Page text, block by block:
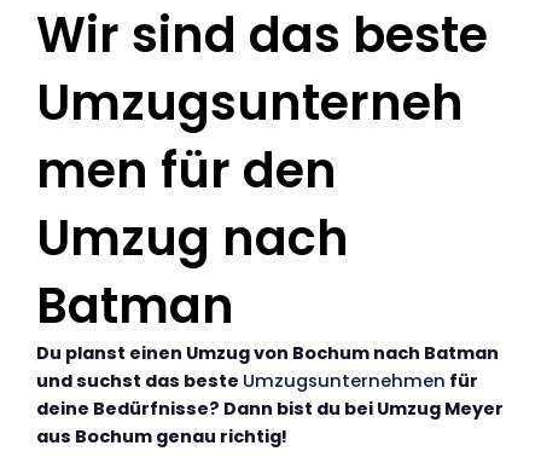
Wir sind das beste
Umzugsunterneh
men für den
Umzug nach
Batman
Du planst einen Umzug von Bochum nach Batman
und suchst das beste Umzugsunternehmen für
deine Bedürfnisse? Dann bist du bei Umzug Meyer
aus Bochum genau richtig!